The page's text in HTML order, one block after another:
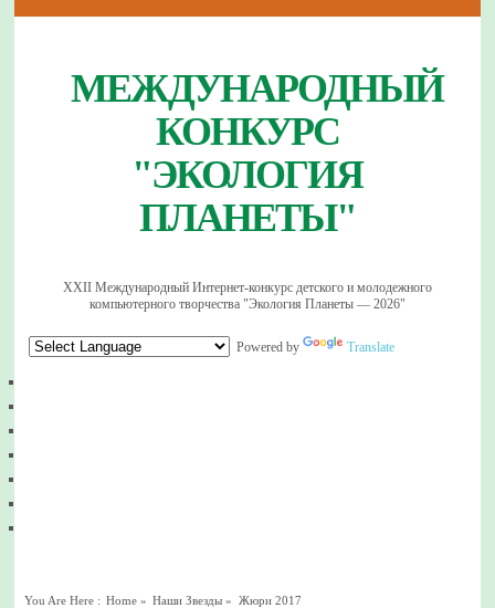
МЕЖДУНАРОДНЫЙ
КОНКУРС
"ЭКОЛОГИЯ
ПЛАНЕТЫ"
XXII Международный Интернет-конкурс детского и молодежного
компьютерного творчества "Экология Планеты — 2026"
Powered by Translate
You Are Here : Home » Наши Звезды » Жюри 2017